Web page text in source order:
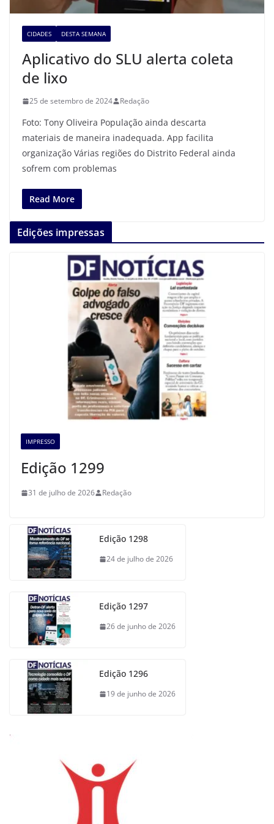
CIDADES DESTA SEMANA
Aplicativo do SLU alerta coleta
de lixo
25 de setembro de 2024 Redação
Foto: Tony Oliveira População ainda descarta
materiais de maneira inadequada. App facilita
organização Várias regiões do Distrito Federal ainda
sofrem com problemas
Read More
Edições impressas
IMPRESSO
Edição 1299
31 de julho de 2026 Redação
Edição 1298
24 de julho de 2026
Edição 1297
26 de junho de 2026
Edição 1296
19 de junho de 2026